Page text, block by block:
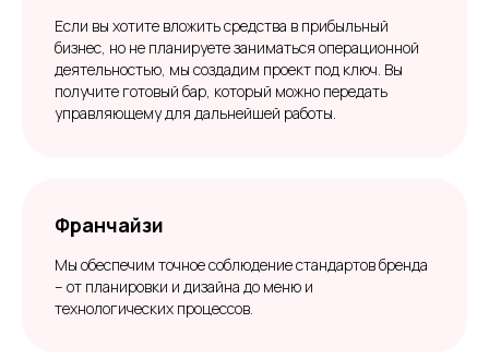
Если вы хотите вложить средства в прибыльный
бизнес, но не планируете заниматься операционной
деятельностью, мы создадим проект под ключ. Вы
получите готовый бар, который можно передать
управляющему для дальнейшей работы.
Франчайзи
Мы обеспечим точное соблюдение стандартов бренда
– от планировки и дизайна до меню и
технологических процессов.